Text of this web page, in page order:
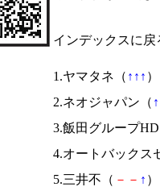
インデックスに戻
1.ヤマタネ（ ↑ ↑ ↑
2.ネオジャパン（ ↑
3.飯田グループ
4.オートバックス
5.三井不（ － － ↑